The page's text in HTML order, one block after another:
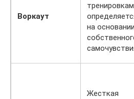
Воркаут
на основании
Жесткая